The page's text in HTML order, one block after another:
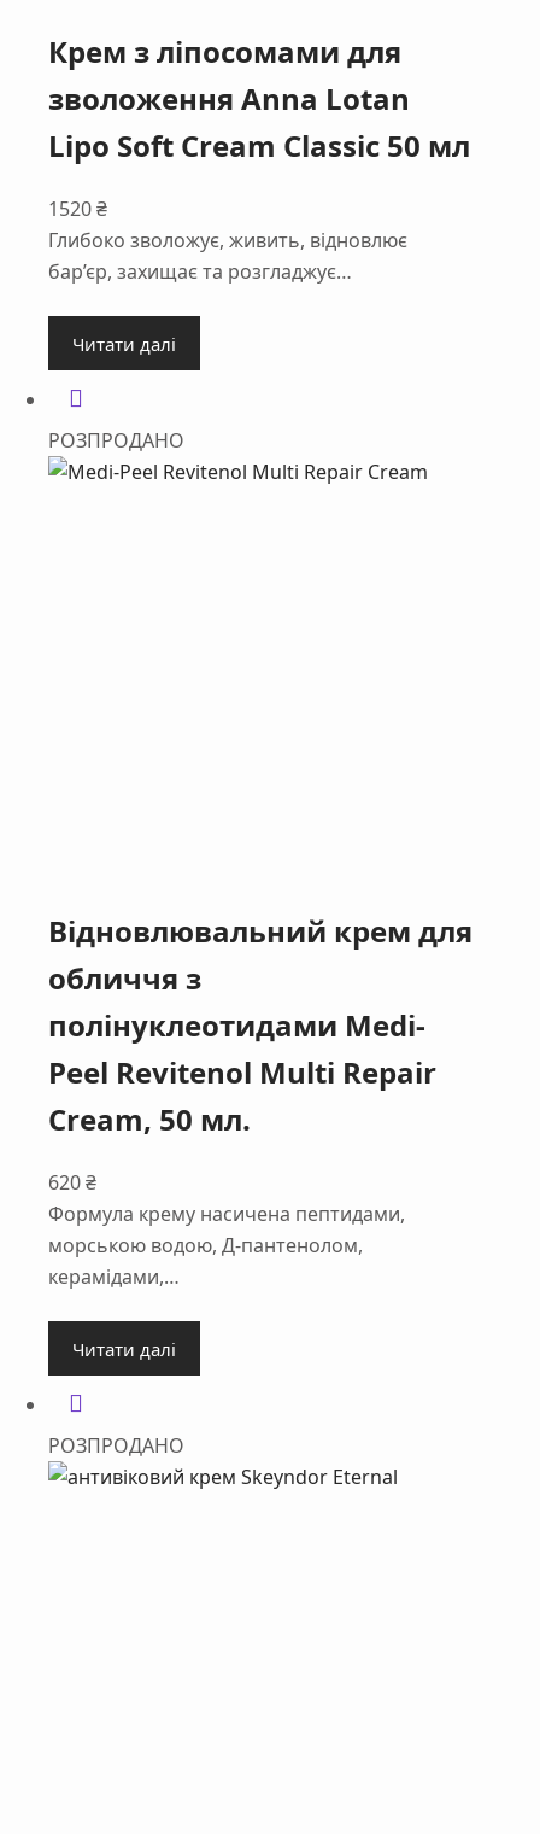
Крем з ліпоcомами для
зволоження Anna Lotan
Lipo Soft Cream Classic 50 мл
1520₴
Глибоко зволожує, живить, відновлює
бар’єр, захищає та розгладжує…
Читати далі
РОЗПРОДАНО
Відновлювальний крем для
обличчя з
полінуклеотидами Medi-
Peel Revitenol Multi Repair
Cream, 50 мл.
620₴
Формула крему насичена пептидами,
морською водою, Д-пантенолом,
керамідами,…
Читати далі
РОЗПРОДАНО